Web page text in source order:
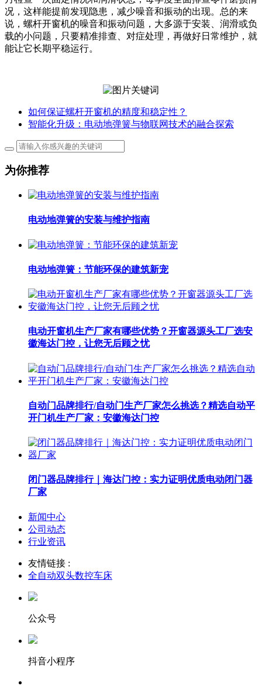
况，这样能提前发现隐患，减少噪音和振动的出现。总的来
说，螺杆开窗机的噪音和振动问题，大多源于安装、润滑或负
载的小问题，只要精准排查、对症处理，再做好日常维护，就
能让它长期平稳运行。
如何保证螺杆开窗机的精度和稳定性？
智能化升级：电动地弹簧与物联网技术的融合探索
为你推荐
电动地弹簧的安装与维护指南
电动地弹簧：节能环保的建筑新宠
电动开窗机生产厂家有哪些优势？开窗器源头工厂选安
徽海达门控，让您无后顾之忧
自动门品牌排行/自动门生产厂家怎么挑选？精选自动平
开门机生产厂家：安徽海达门控
闭门器品牌排行｜海达门控：实力证明优质电动闭门器
厂家
新闻中心
公司动态
行业资讯
友情链接 :
全自动双头数控车床
公众号
抖音小程序